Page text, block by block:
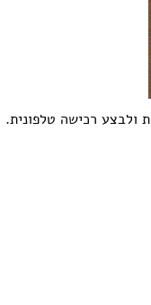
ולבצע רכישה טלפונית.